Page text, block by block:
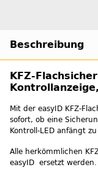
Beschreibung
KFZ-
Mit der easyID KFZ-
sofort, ob eine
Kontroll-LED anfängt
Alle herkömmlichen
easyID ersetzt werden.